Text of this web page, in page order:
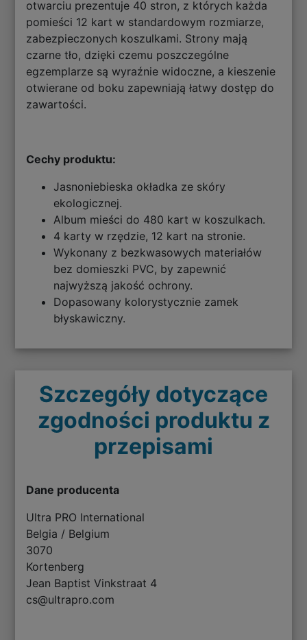
otwarciu prezentuje 40 stron, z których każda
pomieści 12 kart w standardowym rozmiarze,
zabezpieczonych koszulkami. Strony mają
czarne tło, dzięki czemu poszczególne
egzemplarze są wyraźnie widoczne, a kieszenie
otwierane od boku zapewniają łatwy dostęp do
zawartości.
Cechy produktu:
Jasnoniebieska okładka ze skóry
ekologicznej.
Album mieści do 480 kart w koszulkach.
4 karty w rzędzie, 12 kart na stronie.
Wykonany z bezkwasowych materiałów
bez domieszki PVC, by zapewnić
najwyższą jakość ochrony.
Dopasowany kolorystycznie zamek
błyskawiczny.
Szczegóły dotyczące
zgodności produktu z
przepisami
Dane producenta
Ultra PRO International
Belgia / Belgium
3070
Kortenberg
Jean Baptist Vinkstraat 4
cs@ultrapro.com